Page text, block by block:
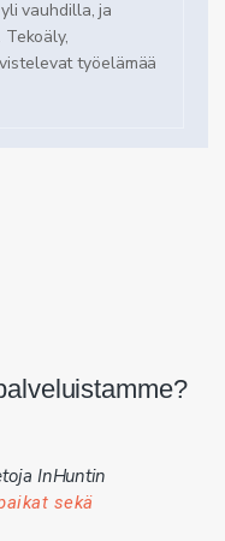
vauhdilla, ja
työelämää
InHuntin
sekä